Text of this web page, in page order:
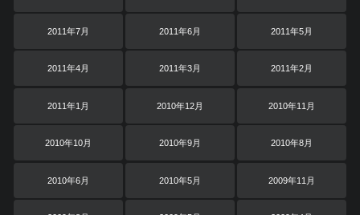
2011年7月 2011年6月 2011年5月
2011年4月 2011年3月 2011年2月
2011年1月 2010年12月 2010年11月
2010年10月 2010年9月 2010年8月
2010年6月 2010年5月 2009年11月